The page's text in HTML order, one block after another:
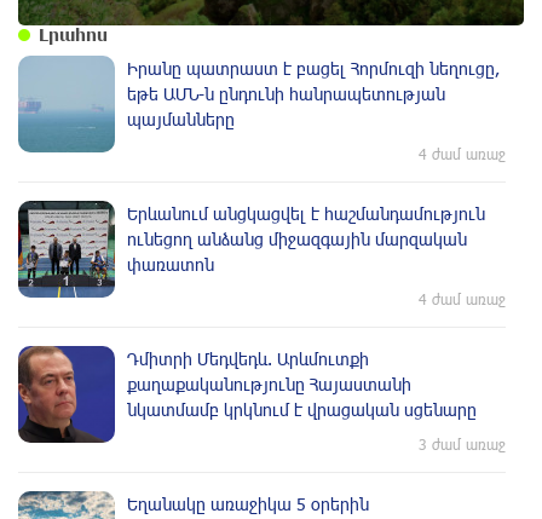
Լրահոս
Իրանը պատրաստ է բացել Հորմուզի նեղուցը,
եթե ԱՄՆ-ն ընդունի հանրապետության
պայմանները
4 ժամ առաջ
Երևանում անցկացվել է հաշմանդամություն
ունեցող անձանց միջազգային մարզական
փառատոն
4 ժամ առաջ
Դմիտրի Մեդվեդև. Արևմուտքի
քաղաքականությունը Հայաստանի
նկատմամբ կրկնում է վրացական սցենարը
3 ժամ առաջ
Եղանակը առաջիկա 5 օրերին